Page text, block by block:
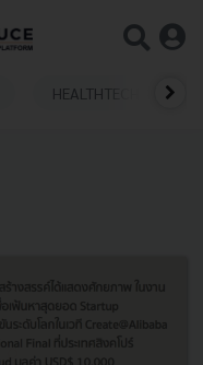
HEALTHTECH